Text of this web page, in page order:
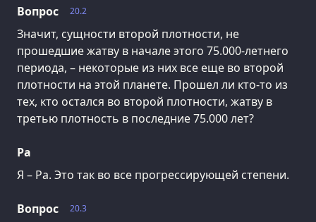
20.2
Вопрос
Значит, сущности второй плотности, не
прошедшие жатву в начале этого 75.000-летнего
периода, – некоторые из них все еще во второй
плотности на этой планете. Прошел ли кто-то из
тех, кто остался во второй плотности, жатву в
третью плотность в последние 75.000 лет?
Ра
Я – Ра. Это так во все прогрессирующей степени.
20.3
Вопрос